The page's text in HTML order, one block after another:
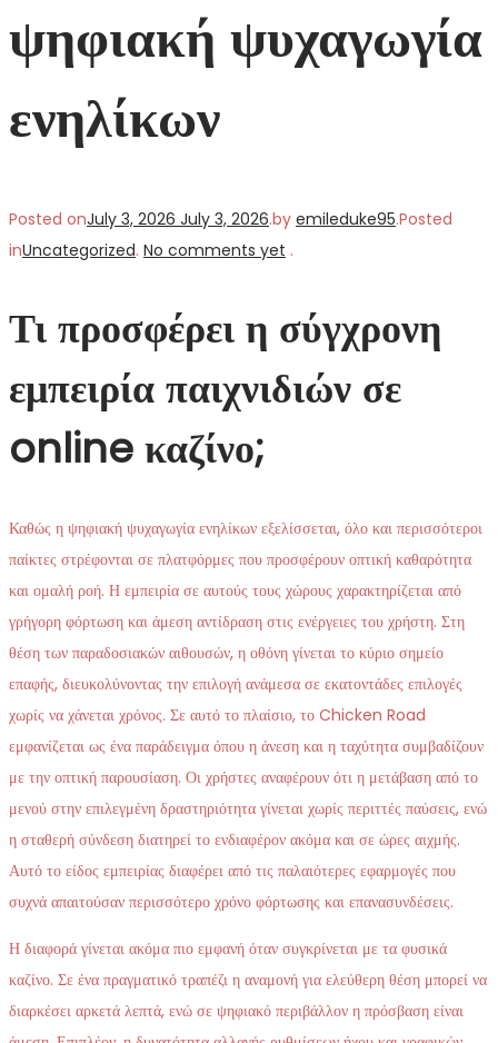
ψηφιακή ψυχαγωγία
ενηλίκων
Posted onJuly 3, 2026 July 3, 2026.by emileduke95.Posted
inUncategorized. No comments yet .
Τι προσφέρει η σύγχρονη
εμπειρία παιχνιδιών σε
online καζίνο;
Καθώς η ψηφιακή ψυχαγωγία ενηλίκων εξελίσσεται, όλο και περισσότεροι
παίκτες στρέφονται σε πλατφόρμες που προσφέρουν οπτική καθαρότητα
και ομαλή ροή. Η εμπειρία σε αυτούς τους χώρους χαρακτηρίζεται από
γρήγορη φόρτωση και άμεση αντίδραση στις ενέργειες του χρήστη. Στη
θέση των παραδοσιακών αιθουσών, η οθόνη γίνεται το κύριο σημείο
επαφής, διευκολύνοντας την επιλογή ανάμεσα σε εκατοντάδες επιλογές
χωρίς να χάνεται χρόνος. Σε αυτό το πλαίσιο, το Chicken Road
εμφανίζεται ως ένα παράδειγμα όπου η άνεση και η ταχύτητα συμβαδίζουν
με την οπτική παρουσίαση. Οι χρήστες αναφέρουν ότι η μετάβαση από το
μενού στην επιλεγμένη δραστηριότητα γίνεται χωρίς περιττές παύσεις, ενώ
η σταθερή σύνδεση διατηρεί το ενδιαφέρον ακόμα και σε ώρες αιχμής.
Αυτό το είδος εμπειρίας διαφέρει από τις παλαιότερες εφαρμογές που
συχνά απαιτούσαν περισσότερο χρόνο φόρτωσης και επανασυνδέσεις.
Η διαφορά γίνεται ακόμα πιο εμφανή όταν συγκρίνεται με τα φυσικά
καζίνο. Σε ένα πραγματικό τραπέζι η αναμονή για ελεύθερη θέση μπορεί να
διαρκέσει αρκετά λεπτά, ενώ σε ψηφιακό περιβάλλον η πρόσβαση είναι